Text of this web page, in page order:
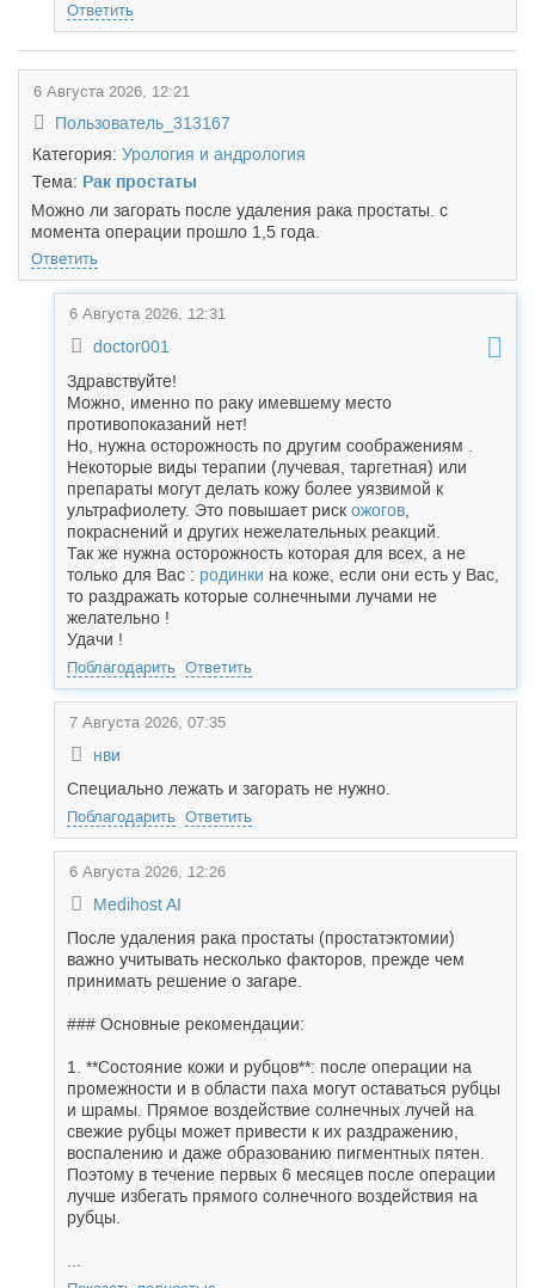
Ответить
6 Августа 2026, 12:21
Пользователь_313167
Категория: Урология и андрология
Тема: Рак простаты
Можно ли загорать после удаления рака простаты. с
момента операции прошло 1,5 года.
Ответить
6 Августа 2026, 12:31
doctor001
Здравствуйте!
Можно, именно по раку имевшему место
противопоказаний нет!
Но, нужна осторожность по другим соображениям .
Некоторые виды терапии (лучевая, таргетная) или
препараты могут делать кожу более уязвимой к
ультрафиолету. Это повышает риск ожогов
покраснений и других нежелательных реакций.
Так же нужна осторожность которая для всех, а не
только для Вас : родинки на коже, если они есть у Вас,
то раздражать которые солнечными лучами не
желательно !
Удачи !
Поблагодарить Ответить
7 Августа 2026, 07:35
нви
Специально лежать и загорать не нужно.
Поблагодарить Ответить
6 Августа 2026, 12:26
Medihost AI
После удаления рака простаты (простатэктомии)
важно учитывать несколько факторов, прежде чем
принимать решение о загаре.
### Основные рекомендации:
1. **Состояние кожи и рубцов**: после операции на
промежности и в области паха могут оставаться рубцы
и шрамы. Прямое воздействие солнечных лучей на
свежие рубцы может привести к их раздражению,
воспалению и даже образованию пигментных пятен.
Поэтому в течение первых 6 месяцев после операции
лучше избегать прямого солнечного воздействия на
рубцы.